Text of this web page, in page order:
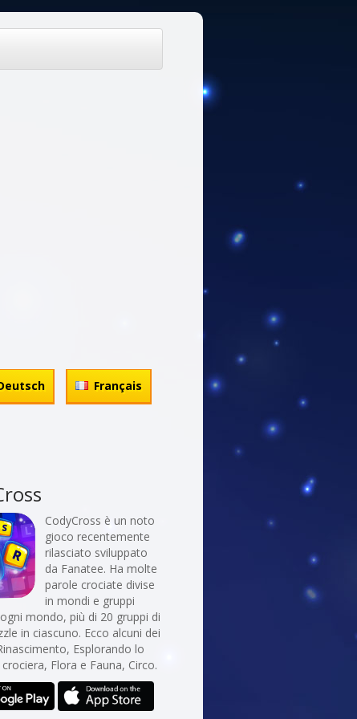
Français
CodyCross è un noto
gioco recentemente
rilasciato sviluppato
da Fanatee. Ha molte
parole crociate divise
in mondi e gruppi
mondo, più di 20 gruppi di
in ciascuno. Ecco alcuni dei
Esplorando lo
Flora e Fauna, Circo.